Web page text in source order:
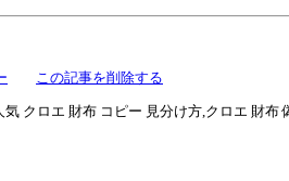
この記事を削除する
クロエ 財布 コピー 見分け方,クロエ 財